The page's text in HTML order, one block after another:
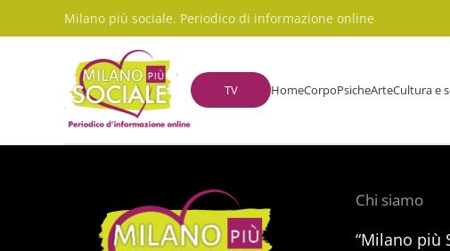
Skip to main content
Milano più sociale. Periodico di informazione online
TV HomeCorpoPsicheArteCultura e
Chi siamo
“Milano più